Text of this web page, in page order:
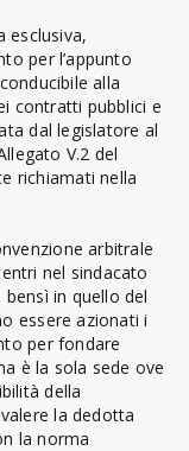
esclusiva,
per l’appunto
alla
contratti pubblici e
dal legislatore al
V.2 del
richiamati nella
arbitrale
nel sindacato
in quello del
essere azionati i
per fondare
è la sola sede ove
della
la dedotta
la norma